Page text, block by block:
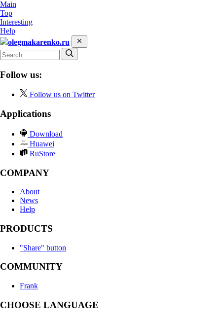
Main
Top
Interesting
Help
olegmakarenko.ru
Follow us:
Follow us on Twitter
Applications
Download
Huawei
RuStore
COMPANY
About
News
Help
PRODUCTS
"Share" button
COMMUNITY
Frank
CHOOSE LANGUAGE